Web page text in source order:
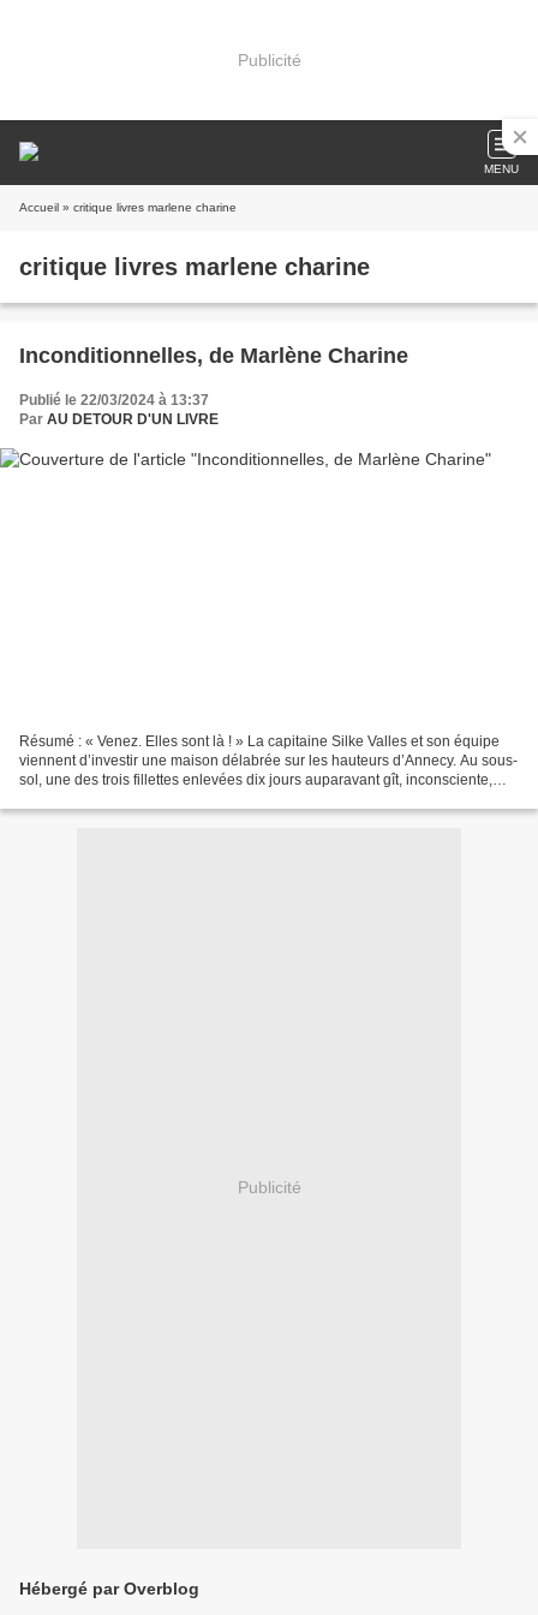
Publicité
MENU
Accueil » critique livres marlene charine
critique livres marlene charine
Inconditionnelles, de Marlène Charine
Publié le 22/03/2024 à 13:37
Par AU DETOUR D'UN LIVRE
Résumé : « Venez. Elles sont là ! » La capitaine Silke Valles et son équipe
viennent d’investir une maison délabrée sur les hauteurs d’Annecy. Au sous-
sol, une des trois fillettes enlevées dix jours auparavant gît, inconsciente,
Publicité
Hébergé par Overblog